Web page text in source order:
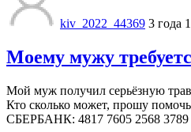
kiv_2022_44369 3 года
Моему мужу
Мой муж получил серьёзную
Кто сколько может, прошу
СБЕРБАНК: 4817 7605 2568 3789